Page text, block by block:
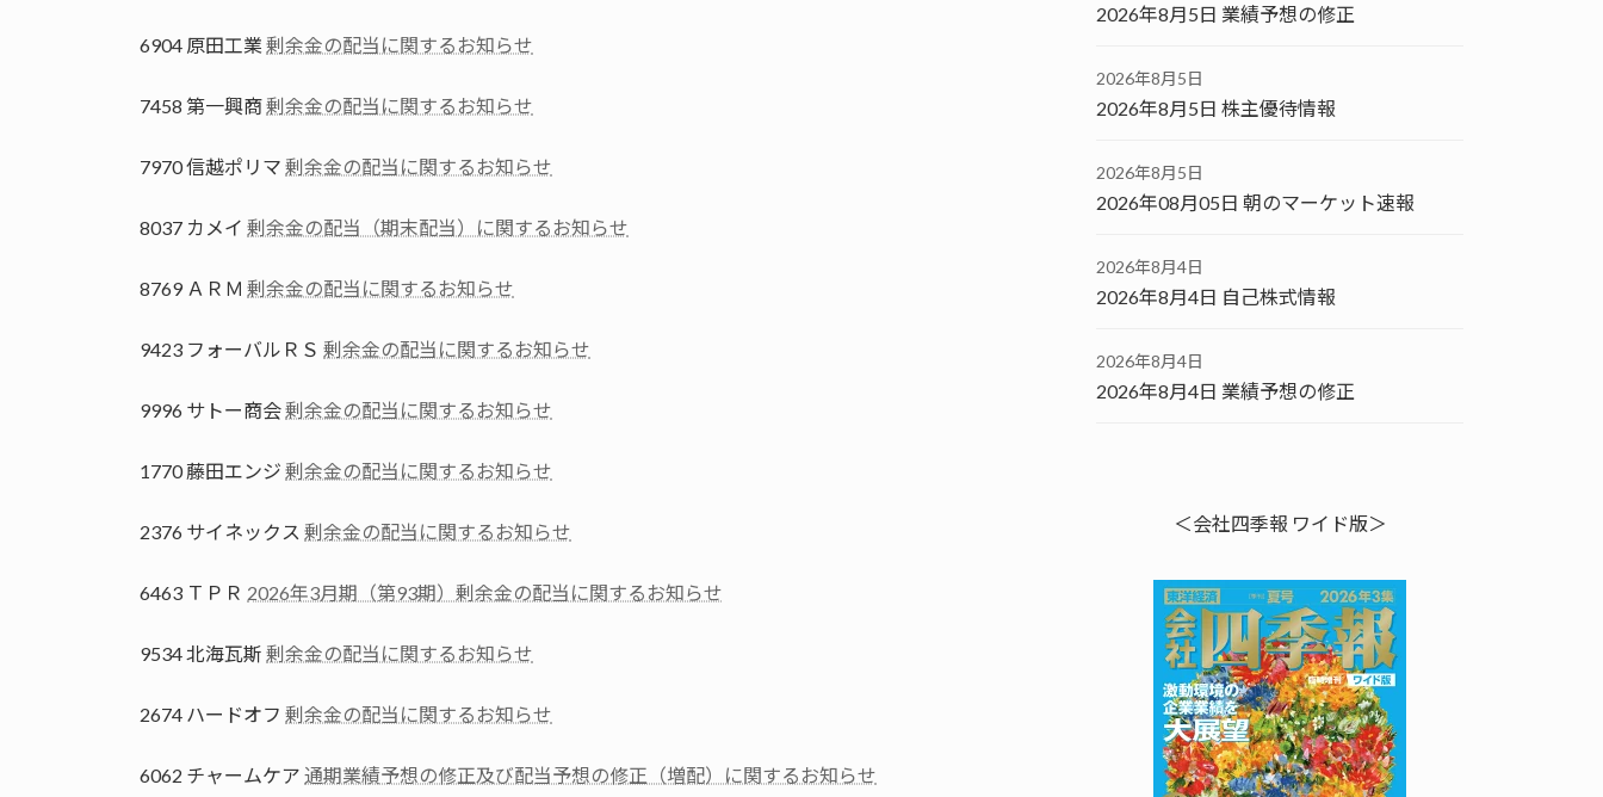
6904 原田工業 剰余金の配当に関するお知らせ
7458 第一興商剰余金の配当に関するお知らせ
7970 信越ポリマ 剰余金の配当に関するお知らせ
8037 カメイ 剰余金の配当（期末配当）に関するお知らせ
8769 ＡＲＭ 剰余金の配当に関するお知らせ
9423 フォーバルＲＳ 剰余金の配当に関するお知らせ
9996 サトー商会剰余金の配当に関するお知らせ
1770 藤田エンジ 剰余金の配当に関するお知らせ
2376 サイネックス 剰余金の配当に関するお知らせ
6463 ＴＰＲ 2026年3月期（第93期）剰余金の配当に関するお知らせ
9534 北海瓦斯 剰余金の配当に関するお知らせ
2674 ハードオフ 剰余金の配当に関するお知らせ
6062 チャームケア 通期業績予想の修正及び配当予想の修正（増配）に関するお知らせ
2026年8月5日 業績予想の修正
2026年8月5日
2026年8月5日 株主優待情報
2026年8月5日
2026年08月05日 朝のマーケット速報
2026年8月4日
2026年8月4日 自己株式情報
2026年8月4日
2026年8月4日 業績予想の修正
＜会社四季報 ワイド版＞